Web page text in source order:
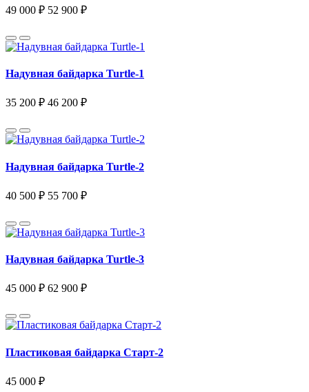
49 000 ₽ 52 900 ₽
Надувная байдарка Turtle-1
35 200 ₽ 46 200 ₽
Надувная байдарка Turtle-2
40 500 ₽ 55 700 ₽
Надувная байдарка Turtle-3
45 000 ₽ 62 900 ₽
Пластиковая байдарка Старт-2
45 000 ₽